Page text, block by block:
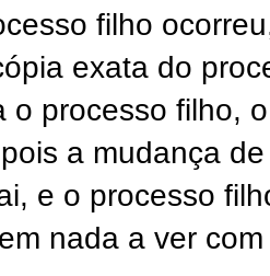
filho
exata do
o processo filho,
a mudança
e o processo
nada a ver